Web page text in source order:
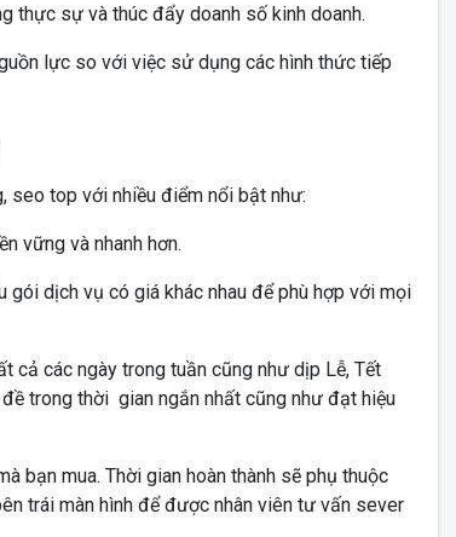
thực sự và thúc đẩy doanh số kinh doanh.
lực so với việc sử dụng các hình thức tiếp
seo top với nhiều điểm nổi bật như:
vững và nhanh hơn.
dịch vụ có giá khác nhau để phù hợp với mọi
các ngày trong tuần cũng như dịp Lễ, Tết
trong thời gian ngắn nhất cũng như đạt hiệu
bạn mua. Thời gian hoàn thành sẽ phụ thuộc
trái màn hình để được nhân viên tư vấn sever